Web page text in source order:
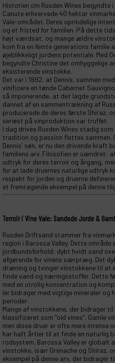
Historien om Rusden Wines begyndte
Canute erhvervede 40 hektar
Vale-området. Deres oprindelige
og et fristed for familien. På dette
højt værdsat, og mange ældre
kom fra en femte generations familie
øjeblikkeligt jordens potentiale. Med
begyndte Christine det omhyggelige
eksisterende vinstokke.
Det var i 1992, at Dennis, sammen
vinificere en tønde Cabernet
så imponerende, at det lagde
dannet af en sammentrækning af
producerede de deres første Shiraz,
seriøst på vinproduktion var truffet.
I dag drives Rusden Wines stadig
tradition og passion flettes sammen.
Dennis' søn, er nu den drivende kraft
familiens arv. Filosofien er uændret:
udtryk for deres terroir og årgang,
for at lade druernes naturlige udtryk
respekt for jorden og druerne
et fremragende eksempel på denne
Terroir i Vine Vale: Sandede Jorde &
Rusden Driftsand stammer fra
region i Barossa Valley. Dette
jordbundsforhold: dybt hvidt sand
afgørende for vinens særpræg. Det
dræning og tvinger vinstokkene til at
finde vand og næringsstoffer. Dette
med en utrolig koncentration og
ler bidrager med vigtige mineraler
perioder.
Mange af vinstokkene, der bidrager
klassificeret som "old vines". Gamle
men disse druer er ofte mere intense
har haft årtier til at finde en naturlig
rodsystem. Barossa Valley er globalt
vinstokke, især Grenache og Shiraz,
eksempel på denne arv, der bidrager